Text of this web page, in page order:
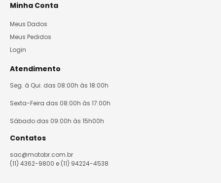
Minha Conta
Meus Dados
Meus Pedidos
Login
Atendimento
Seg. à Qui. das 08:00h às 18:00h
Sexta-Feira das 08:00h às 17:00h
Sábado das 09:00h às 15h00h
Contatos
sac@motobr.com.br
(11) 4362-9800 e (11) 94224-4538